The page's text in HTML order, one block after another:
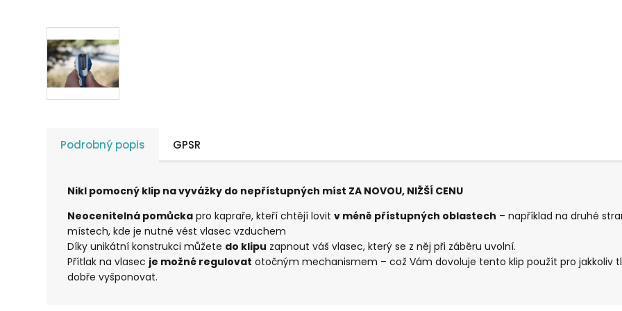
Podrobný popis GPSR
Nikl pomocný klip na vyvážky do nepřístupných míst ZA NOVOU, NIŽŠÍ CENU
Neocenitelná pomůcka pro kapraře, kteří chtějí lovitv méně přístupných oblastech – například na druhé
místech, kde je nutné vést vlasec vzduchem
Díky unikátní konstrukci můžete do klipu zapnout váš vlasec, který se z něj při záběru uvolní.
Přítlak na vlasec je možné regulovat otočným mechanismem – což Vám dovoluje tento klip použít pro jakkoliv
dobře vyšponovat.